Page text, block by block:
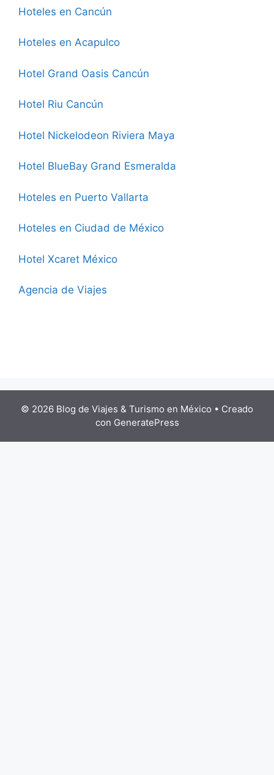
Hoteles en Cancún
Hoteles en Acapulco
Hotel Grand Oasis Cancún
Hotel Riu Cancún
Hotel Nickelodeon Riviera Maya
Hotel BlueBay Grand Esmeralda
Hoteles en Puerto Vallarta
Hoteles en Ciudad de México
Hotel Xcaret México
Agencia de Viajes
© 2026 Blog de Viajes & Turismo en México • Creado
con GeneratePress